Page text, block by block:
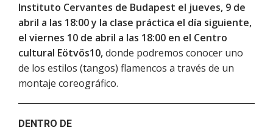
Instituto Cervantes de Budapest el jueves, 9 de
abril a las 18:00 y la clase práctica el día siguiente,
el viernes 10 de abril a las 18:00 en el Centro
cultural Eötvös10,donde podremos conocer uno
de los estilos (tangos) flamencos a través de un
montaje coreográfico.
DENTRO DE